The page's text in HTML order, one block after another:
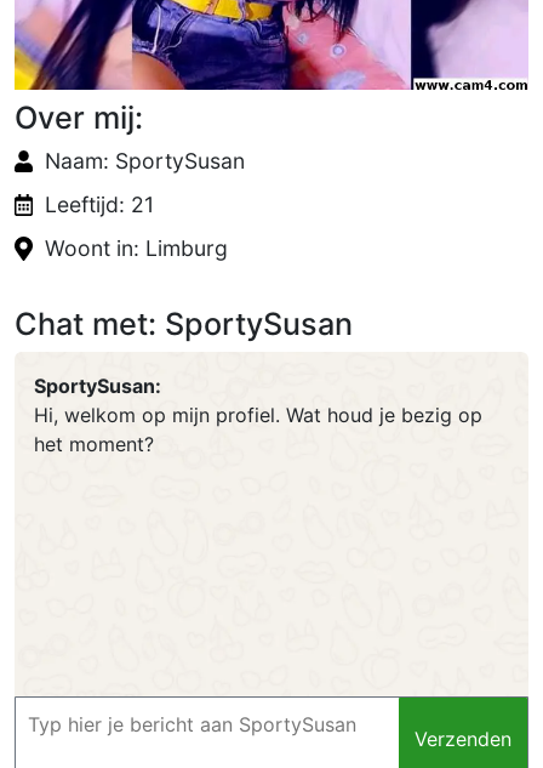
Over mij:
Naam: SportySusan
Leeftijd: 21
Woont in: Limburg
Chat met: SportySusan
SportySusan:
Hi, welkom op mijn profiel. Wat houd je bezig op
het moment?
Verzenden